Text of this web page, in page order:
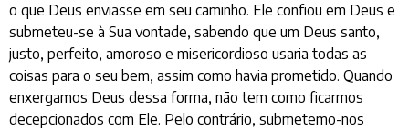
o que Deus enviasse em seu caminho. Ele confiou em Deus e
submeteu-se à Sua vontade, sabendo que um Deus santo,
justo, perfeito, amoroso e misericordioso usaria todas as
coisas para o seu bem, assim como havia prometido. Quando
enxergamos Deus dessa forma, não tem como ficarmos
decepcionados com Ele. Pelo contrário, submetemo-nos